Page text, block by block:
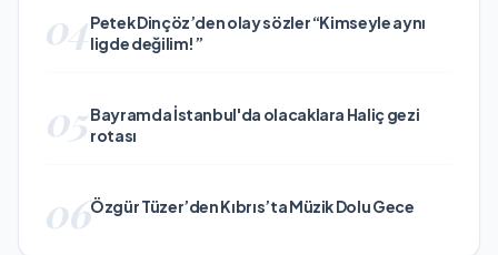
04Petek Dinçöz’den olay sözler “Kimseyle aynı
ligde değilim!”
05Bayramda İstanbul'da olacaklara Haliç gezi
rotası
06Özgür Tüzer’den Kıbrıs’ta Müzik Dolu Gece